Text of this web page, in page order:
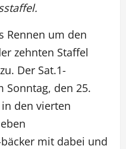
Rennen um den
zehnten Staffel
Der Sat.1-
Sonntag, den 25.
den vierten
mit dabei und